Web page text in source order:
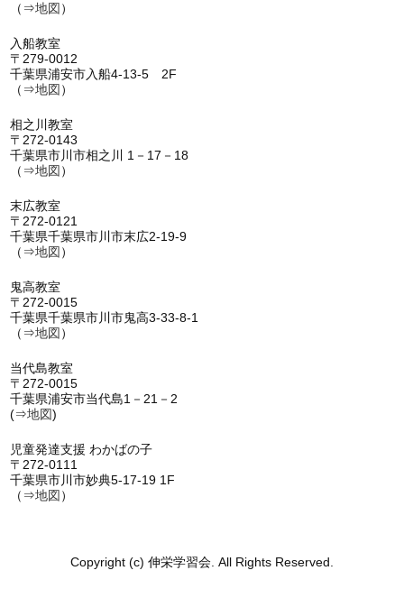
（⇒地図 ）
入船教室
〒279-0012
千葉県浦安市入船4-13-5 2F
（⇒地図 ）
相之川教室
〒272-0143
千葉県市川市相之川 1－17－18
（⇒地図 ）
末広教室
〒272-0121
千葉県千葉県市川市末広2-19-9
（⇒地図 ）
鬼高教室
〒272-0015
千葉県千葉県市川市鬼高3-33-8-1
（⇒地図 ）
当代島教室
〒272-0015
千葉県浦安市当代島1－21－2
(⇒地図)
児童発達支援 わかばの子
〒272-0111
千葉県市川市妙典5-17-19 1F
（⇒地図 ）
Copyright (c) 伸栄学習会. All Rights Reserved.